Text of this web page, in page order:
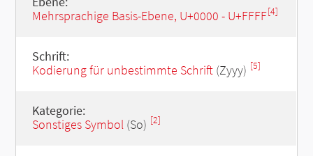
Mehrsprachige Basis-Ebene, U+0000 - U+FFFF[4]
Schrift:
Kodierung für unbestimmte Schrift(Zyyy) [5]
Kategorie:
Sonstiges Symbol(So) [2]